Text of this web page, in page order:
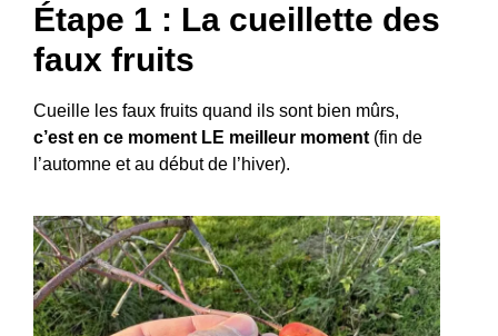
Étape 1 : La cueillette des
faux fruits
Cueille les faux fruits quand ils sont bien mûrs,
c’est en ce moment LE meilleur moment(fin de
l’automne et au début de l’hiver).